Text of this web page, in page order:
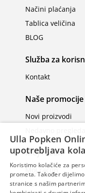
Načini plaćanja
Tablica veličina
BLOG
Služba za
Kontakt
Naše promocije
Novi proizvodi
Moj račun
Moj račun
Narudžbe
Ulla Popken
upotrebljava
Koristimo kolačiće za
prometa. Također
stranice s našim